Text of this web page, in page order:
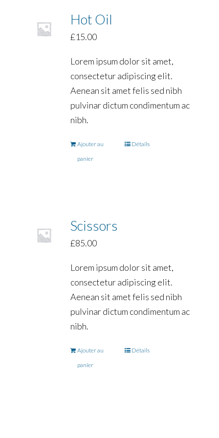
Hot Oil
£15.00
Lorem ipsum dolor sit amet,
consectetur adipiscing elit.
Aenean sit amet felis sed nibh
pulvinar dictum condimentum ac
nibh.
Ajouter au
panier
Détails
Scissors
£85.00
Lorem ipsum dolor sit amet,
consectetur adipiscing elit.
Aenean sit amet felis sed nibh
pulvinar dictum condimentum ac
nibh.
Ajouter au
panier
Détails